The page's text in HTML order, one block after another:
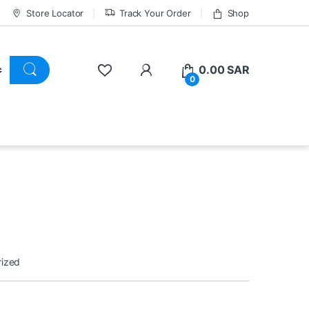
Store Locator Track Your Order Shop
0
0.00SAR